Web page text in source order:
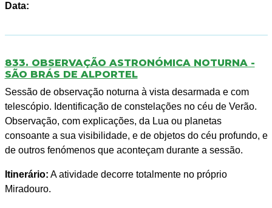
Data:
833. OBSERVAÇÃO ASTRONÓMICA NOTURNA -
SÃO BRÁS DE ALPORTEL
Sessão de observação noturna à vista desarmada e com
telescópio. Identificação de constelações no céu de Verão.
Observação, com explicações, da Lua ou planetas
consoante a sua visibilidade, e de objetos do céu profundo, e
de outros fenómenos que aconteçam durante a sessão.
Itinerário: A atividade decorre totalmente no próprio
Miradouro.